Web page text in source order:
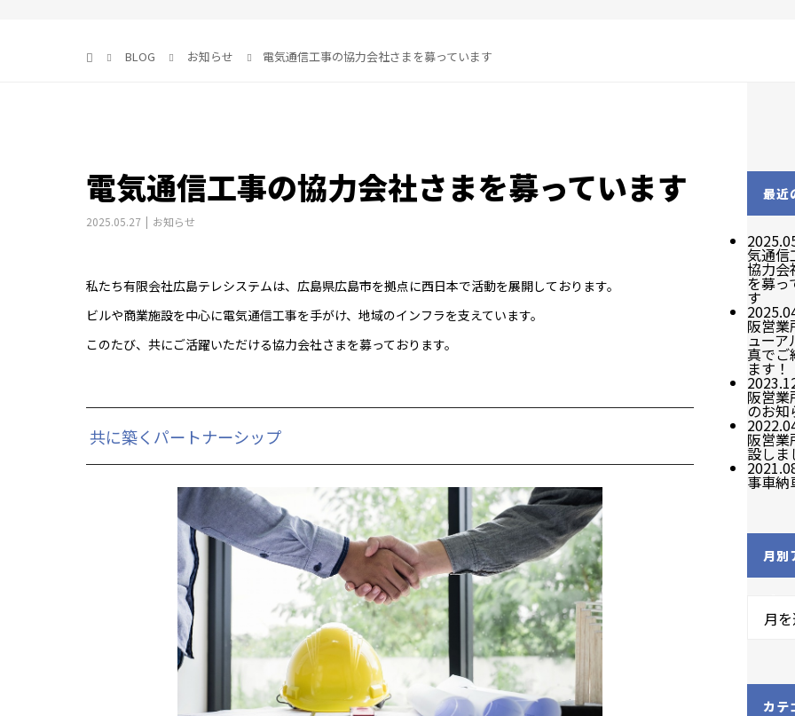
BLOG お知らせ 電気通信工事の協力会社さまを募っています
電気通信工事の協力会社さまを募っています
2025.05.27 お知らせ
私たち有限会社広島テレシステムは、広島県広島市を拠点に西日本で活動を展開しております。
ビルや商業施設を中心に電気通信工事を手がけ、地域のインフラを支えています。
このたび、共にご活躍いただける協力会社さまを募っております。
共に築くパートナーシップ
最近
気通信
協力会
を募っ
す
阪営業
ューア
真でご
ます！
阪営業
のお知
阪営業
設しま
事車納
月別
月
カテ